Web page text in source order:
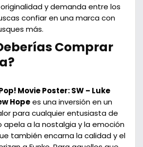
y demanda entre los
confiar en una marca con
más.
Comprar
Movie Poster: SW – Luke
Hopees una inversión en un
para cualquier entusiasta de
apela a la nostalgia y la emoción
también encarna la calidad y el